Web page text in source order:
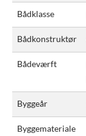
Bådklasse
Bådkonstruktør
Bådeværft
Byggeår
Byggemateriale